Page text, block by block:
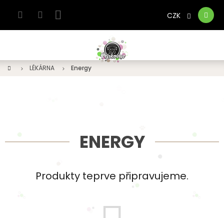
Nákupní
košík
CZK
DomůLÉKÁRNA Energy
ENERGY
Produkty teprve připravujeme.